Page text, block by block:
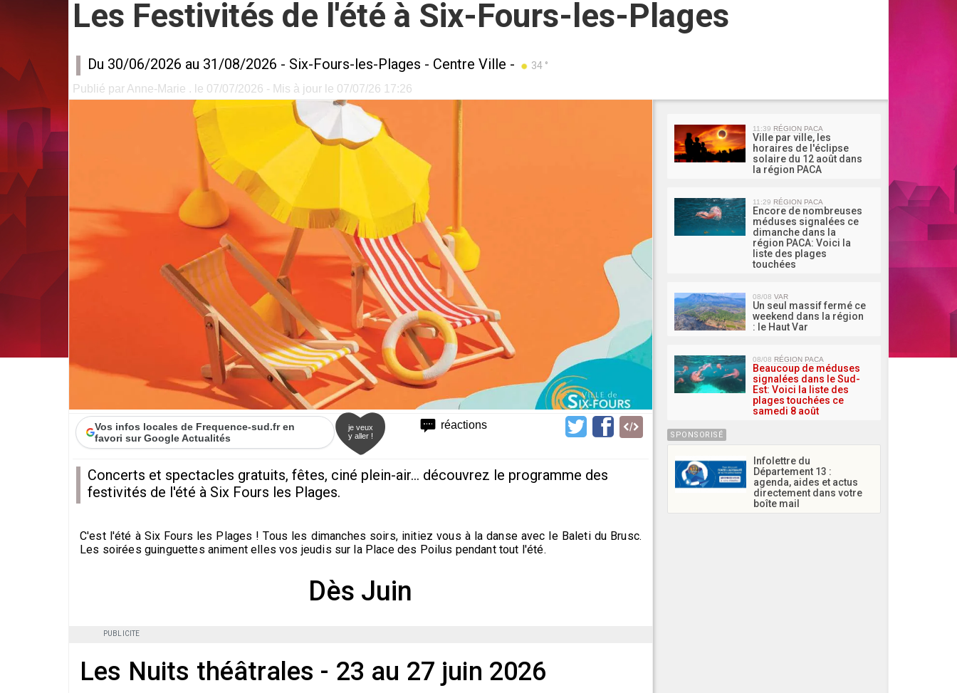
Les Festivités de l'été à Six-Fours-les-Plages
Du 30/06/2026 au 31/08/2026 - Six-Fours-les-Plages - Centre Ville - 34 °
Publié par Anne-Marie . le 07/07/2026 - Mis à jour le 07/07/26 17:26
réactions
Vos infos locales de Frequence-sud.fr en
favori sur Google Actualités
je veux
y aller !
Concerts et spectacles gratuits, fêtes, ciné plein-air... découvrez le programme des
festivités de l'été à Six Fours les Plages.
C'est l'été à Six Fours les Plages ! Tous les dimanches soirs, initiez vous à la danse avec le Baleti du Brusc.
Les soirées guinguettes animent elles vos jeudis sur la Place des Poilus pendant tout l'été.
Dès Juin
PUBLICITE
Les Nuits théâtrales - 23 au 27 juin 2026
11:39 RÉGION PACA
Ville par ville, les
horaires de l'éclipse
solaire du 12 août dans
la région PACA
11:29 RÉGION PACA
Encore de nombreuses
méduses signalées ce
dimanche dans la
région PACA: Voici la
liste des plages
touchées
08/08 VAR
Un seul massif fermé ce
weekend dans la région
: le Haut Var
08/08 RÉGION PACA
Beaucoup de méduses
signalées dans le Sud-
Est: Voici la liste des
plages touchées ce
samedi 8 août
SPONSORISÉ
Infolettre du
Département 13 :
agenda, aides et actus
directement dans votre
boîte mail